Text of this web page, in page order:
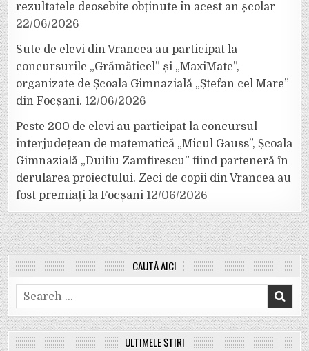
rezultatele deosebite obținute în acest an școlar
22/06/2026
Sute de elevi din Vrancea au participat la
concursurile „Grămăticel” și „MaxiMate”,
organizate de Școala Gimnazială „Ștefan cel Mare”
din Focșani. 12/06/2026
Peste 200 de elevi au participat la concursul
interjudețean de matematică „Micul Gauss”, Școala
Gimnazială „Duiliu Zamfirescu” fiind parteneră în
derularea proiectului. Zeci de copii din Vrancea au
fost premiați la Focșani 12/06/2026
CAUTĂ AICI
Search
for:
ULTIMELE ȘTIRI